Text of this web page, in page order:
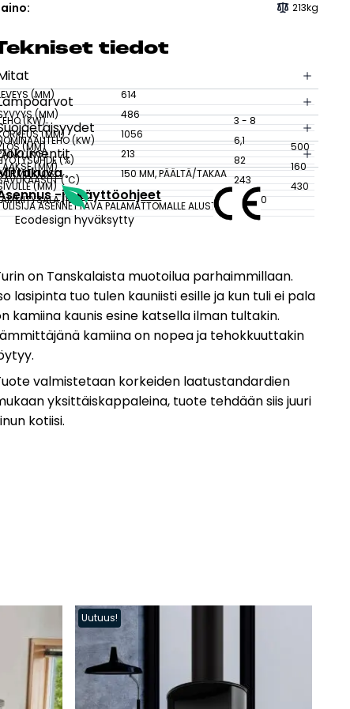
213kg
tie­dot
(MM)
614
(MM)
486
(MM)
1056
(KG)
213
150 MM, PÄÄLTÄ/TAKAA
(KW)
3 - 8
(KW)
6,1
(%)
82
(˚C)
243
(M2)
30-140
(MM)
500
(MM)
160
(MM)
430
ASENNETTAVA PALAMATTOMALLE ALUSTALLE.
-ja käyttöohjeet
Ecodesign hyväksytty
on Tanskalaista muotoilua parhaimmillaan.
lasipinta tuo tulen kauniisti esille ja kun tuli ei pala
kamiina kaunis esine katsella ilman tultakin.
kamiina on nopea ja tehokkuuttakin
valmistetaan korkeiden laatustandardien
yksittäiskappaleina, tuote tehdään siis juuri
kotiisi.
Uutuus!